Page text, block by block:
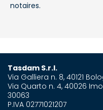
notaires.
Tasdam S.r.l.
Via Galliera n. 8, 40121
Via Quarto n. 4, 40026
30063
P.IVA 02771021207